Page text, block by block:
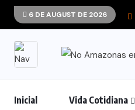
6 DE AUGUST DE 2026
Inicial Vida Cotidiana